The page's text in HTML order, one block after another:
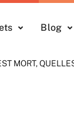
Blog
MORT,